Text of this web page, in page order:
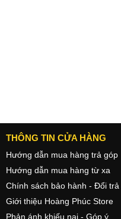
THÔNG TIN CỬA HÀNG
Hướng dẫn mua hàng trả góp
Hướng dẫn mua hàng từ xa
Chính sách bảo hành - Đổi trả
Giới thiệu Hoàng Phúc Store
Phản ánh khiếu nại - Góp ý